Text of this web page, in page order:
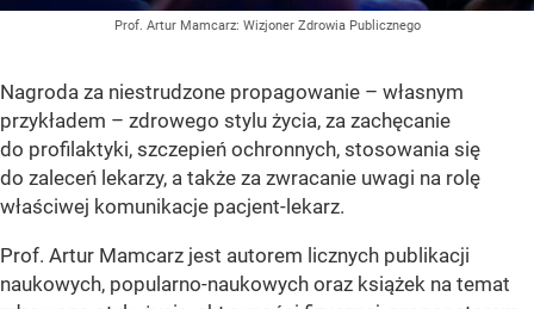
Prof. Artur Mamcarz: Wizjoner Zdrowia Publicznego
Nagroda za niestrudzone propagowanie – własnym
przykładem – zdrowego stylu życia, za zachęcanie
do profilaktyki, szczepień ochronnych, stosowania się
do zaleceń lekarzy, a także za zwracanie uwagi na rolę
właściwej komunikacje pacjent-lekarz.
Prof. Artur Mamcarz jest autorem licznych publikacji
naukowych, popularno-naukowych oraz książek na temat